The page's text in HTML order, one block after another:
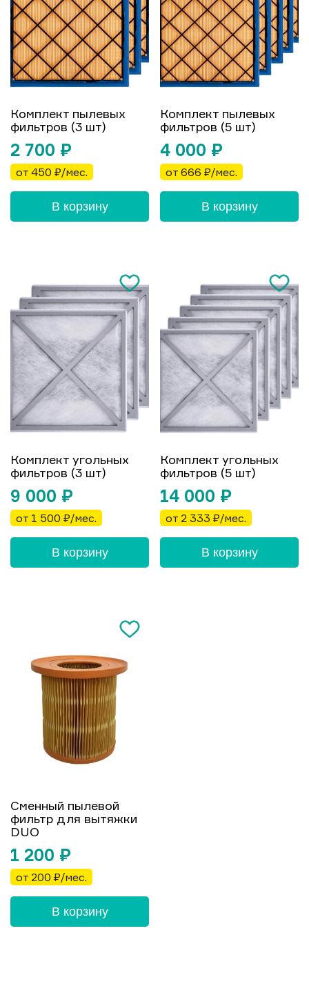
Комплект пылевых
фильтров (3 шт)
2 700 ₽
от 450 ₽/мес.
В корзину
Комплект пылевых
фильтров (5 шт)
4 000 ₽
от 666 ₽/мес.
В корзину
Комплект угольных
фильтров (3 шт)
9 000 ₽
от 1 500 ₽/мес.
В корзину
Комплект угольных
фильтров (5 шт)
14 000 ₽
от 2 333 ₽/мес.
В корзину
Сменный пылевой
фильтр для вытяжки
DUO
1 200 ₽
от 200 ₽/мес.
В корзину